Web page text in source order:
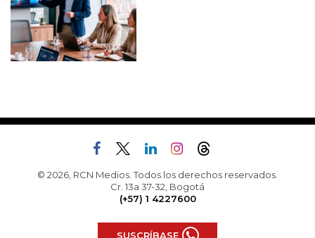
© 2026, RCN Medios. Todos los derechos reservados.
Cr. 13a 37-32, Bogotá
(+57) 1 4227600
SUSCRÍBASE